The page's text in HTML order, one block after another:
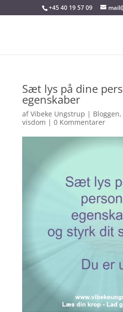
+45 40 19 57 09
Sæt lys på dine
egenskaber
afVibeke Ungstrup | Bloggen,
visdom | 0 Kommentarer